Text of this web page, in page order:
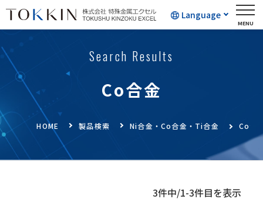
Language
Search Results
Co合金
HOME 製品検索 Ni合金・Co合金・Ti合金 Co合
3件中/1-3件目を表示